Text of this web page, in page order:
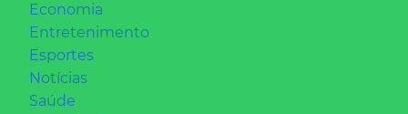
Economia
Entretenimento
Esportes
Notícias
Saúde